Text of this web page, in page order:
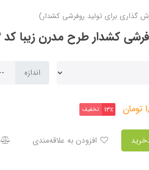
گذاری برای تولید روفرشی کشدار)
کشدار طرح مدرن زیبا کد 0803
اندازه
تومان 13٪ تخفیف